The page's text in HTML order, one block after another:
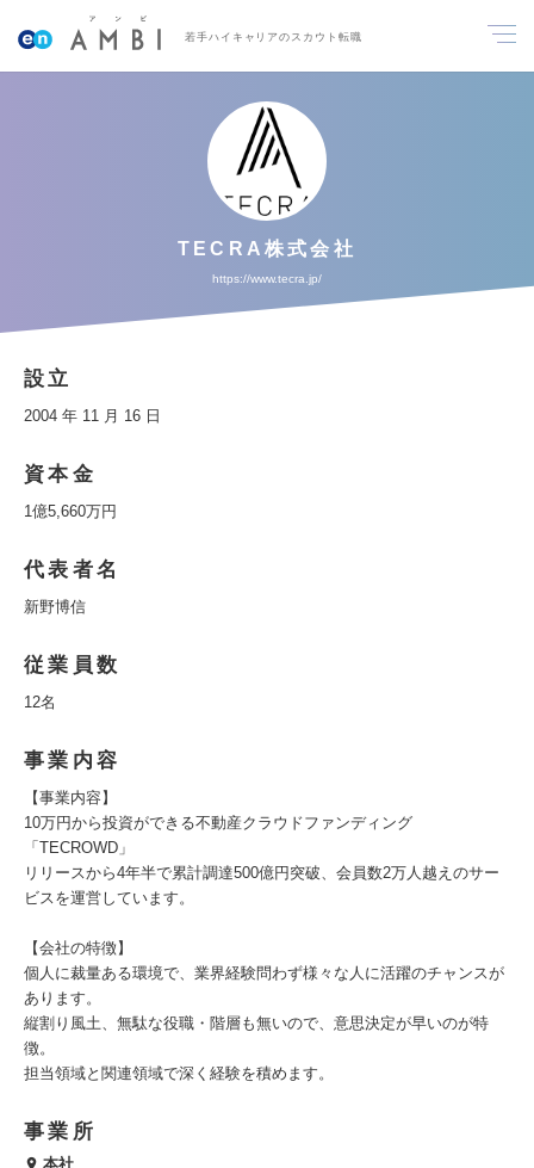
若手ハイキャリアのスカウト転職
TECRA株式会社
https://www.tecra.jp/
設立
2004 年 11 月 16 日
資本金
1億5,660万円
代表者名
新野博信
従業員数
12名
事業内容
【事業内容】
10万円から投資ができる不動産クラウドファンディング
「TECROWD」
リリースから4年半で累計調達500億円突破、会員数2万人越えのサー
ビスを運営しています。
【会社の特徴】
個人に裁量ある環境で、業界経験問わず様々な人に活躍のチャンスが
あります。
縦割り風土、無駄な役職・階層も無いので、意思決定が早いのが特
徴。
担当領域と関連領域で深く経験を積めます。
事業所
本社